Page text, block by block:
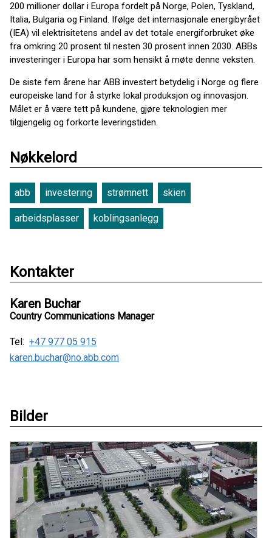
200 millioner dollar i Europa fordelt på Norge, Polen, Tyskland,
Italia, Bulgaria og Finland. Ifølge det internasjonale energibyrået
(IEA) vil elektrisitetens andel av det totale energiforbruket øke
fra omkring 20 prosent til nesten 30 prosent innen 2030. ABBs
investeringer i Europa har som hensikt å møte denne veksten.
De siste fem årene har ABB investert betydelig i Norge og flere
europeiske land for å styrke lokal produksjon og innovasjon.
Målet er å være tett på kundene, gjøre teknologien mer
tilgjengelig og forkorte leveringstiden.
Nøkkelord
abb investering strømnett skien
arbeidsplasser koblingsanlegg
Kontakter
Karen Buchar
Country Communications Manager
Tel: +47 977 05 915
karen.buchar@no.abb.com
Bilder